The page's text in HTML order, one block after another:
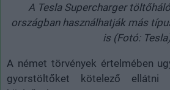
A Tesla Supercharger
országban használhatják más
is (Fotó:
A német törvények értelmében
gyorstöltőket kötelező ellátni